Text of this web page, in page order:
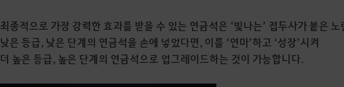
최종적으로 가장 강력한 효과를 받을 수 있는 연금석은 ‘빛나는’ 접두사가 붙은
낮은 등급, 낮은 단계의 연금석을 손에 넣었다면, 이를 ‘연마’하고 ‘성장’시켜
더 높은 등급, 높은 단계의 연금석으로 업그레이드하는 것이 가능합니다.